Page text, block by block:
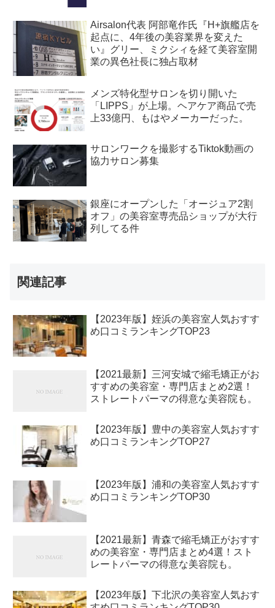
Airsalon代表 阿部竜作氏『H+旗艦店を
起点に、4年後の美容業界を変えた
い』グリー、ミクシィを経て美容室開
業の異色社長に独占取材
メンズ特化型サロンを切り開いた
「LIPPS」が上場。ヘアケア商品で売
上33億円、もはやメーカーだった。
サロンワークを撮影するTiktok動画の
協力サロン募集
銀座にオープンした「オージュア2割
オフ」の美容室専売品ショップが大行
列してる件
関連記事
【2023年版】姪浜の美容室人気おすす
め口コミランキングTOP23
【2021最新】三河安城で縮毛矯正がお
すすめの美容室・専門店まとめ2選！
ストレートパーマの得意な美容院も。
【2023年版】豊中の美容室人気おすす
め口コミランキングTOP27
【2023年版】浦和の美容室人気おすす
め口コミランキングTOP30
【2021最新】青森で縮毛矯正がおすす
めの美容室・専門店まとめ4選！スト
レートパーマの得意な美容院も。
【2023年版】下北沢の美容室人気おす